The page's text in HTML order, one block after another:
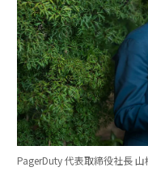
PagerDuty 代表取締役社長 山